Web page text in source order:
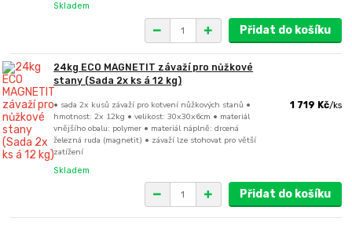
Skladem
Přidat do košíku
24kg ECO MAGNETIT závaží pro nůžkové
stany (Sada 2x ks á 12 kg)
• sada 2x kusů závaží pro kotvení nůžkových stanů •
hmotnost: 2x 12kg • velikost: 30x30x6cm • materiál
vnějšího obalu: polymer • materiál náplně: drcená
železná ruda (magnetit) • závaží lze stohovat pro větší
zatížení
1 719 Kč/ks
Skladem
Přidat do košíku